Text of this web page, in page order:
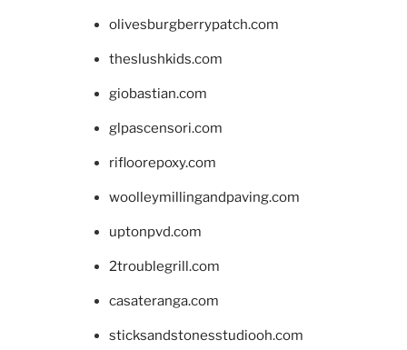
olivesburgberrypatch.com
theslushkids.com
giobastian.com
glpascensori.com
rifloorepoxy.com
woolleymillingandpaving.com
uptonpvd.com
2troublegrill.com
casateranga.com
sticksandstonesstudiooh.com